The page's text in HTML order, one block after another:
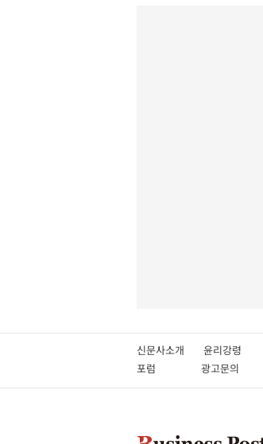
신문사소개 윤리강령
포럼
광고문의